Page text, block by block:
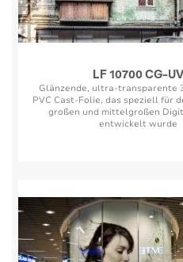
LF 10700 CG-UV
Glänzende, ultra-transparente
PVC Cast-Folie, das speziell für
großen und mittelgroßen
entwickelt wurde